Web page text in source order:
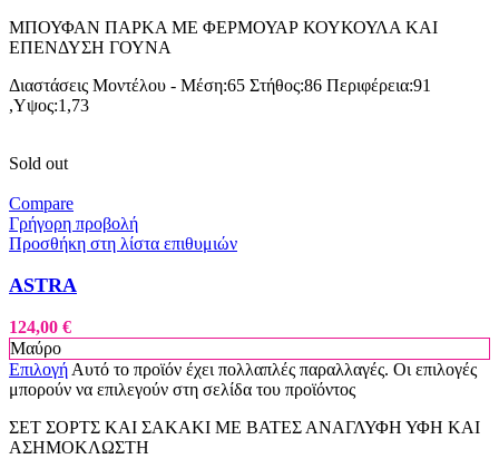
ΜΠΟΥΦΑΝ ΠΑΡΚΑ ΜΕ ΦΕΡΜΟΥΑΡ ΚΟΥΚΟΥΛΑ ΚΑΙ
ΕΠΕΝΔΥΣΗ ΓΟΥΝΑ
Διαστάσεις Μοντέλου - Μέση:65 Στήθος:86 Περιφέρεια:91
,Υψος:1,73
Sold out
Compare
Γρήγορη προβολή
Προσθήκη στη λίστα επιθυμιών
ASTRA
124,00 €
Μαύρο
Επιλογή Αυτό το προϊόν έχει πολλαπλές παραλλαγές. Οι επιλογές
μπορούν να επιλεγούν στη σελίδα του προϊόντος
ΣΕΤ ΣΟΡΤΣ ΚΑΙ ΣΑΚΑΚΙ ΜΕ ΒΑΤΕΣ ΑΝΑΓΛΥΦΗ ΥΦΗ ΚΑΙ
ΑΣΗΜΟΚΛΩΣΤΗ